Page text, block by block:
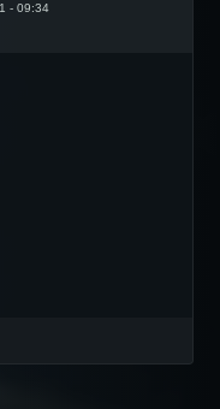
- 09:34